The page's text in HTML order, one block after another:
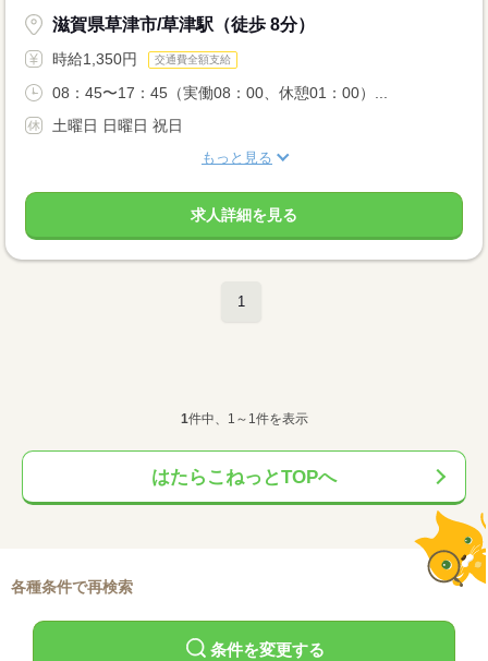
滋賀県草津市/草津駅（徒歩 8分）
時給1,350円 交通費全額支給
08：45〜17：45（実働08：00、休憩01：00）...
土曜日 日曜日 祝日
もっと見る
求人詳細を見る
1
1件中、1～1件を表示
はたらこねっとTOPへ
各種条件で再検索
条件を変更する